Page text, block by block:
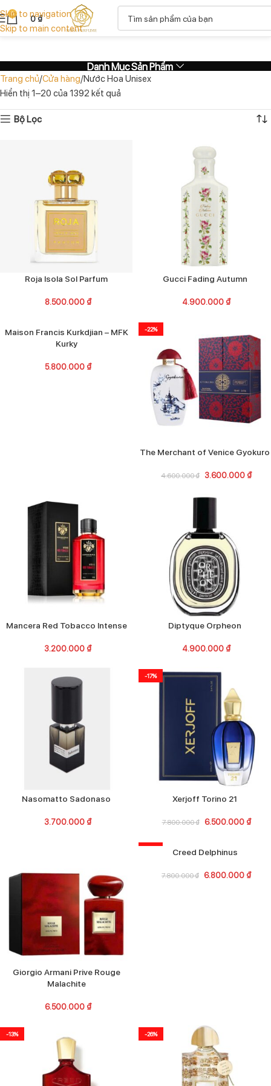
Skip to navigation
Skip to main content
0 0₫
Danh Mục Sản Phẩm
Trang chủ Cửa hàng Nước Hoa Unisex
Hiển thị 1–20 của 1392 kết quả
Bộ Lọc
Roja Isola Sol Parfum
8.500.000 ₫
Gucci Fading Autumn
4.900.000 ₫
Maison Francis Kurkdjian – MFK
Kurky
5.800.000 ₫
-22%
The Merchant of Venice Gyokuro
4.600.000₫ 3.600.000 ₫
Mancera Red Tobacco Intense
3.200.000 ₫
Diptyque Orpheon
4.900.000 ₫
Nasomatto Sadonaso
3.700.000 ₫
-17%
Xerjoff Torino 21
7.800.000₫ 6.500.000 ₫
Giorgio Armani Prive Rouge
Malachite
6.500.000 ₫
-13% Creed Delphinus
7.800.000₫ 6.800.000 ₫
-13% -26%